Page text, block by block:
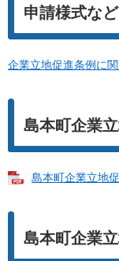
申請様式など
企業立地促進条例に
島本町企業
島本町企業立地
島本町企業